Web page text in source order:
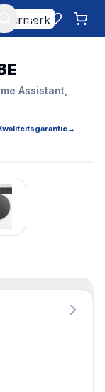
Mijn account
Assistant,
→